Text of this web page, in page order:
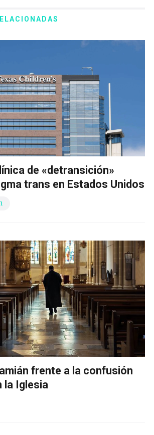
de «detransición»
trans en Estados Unidos
frente a la confusión
la Iglesia